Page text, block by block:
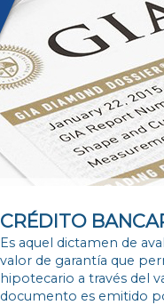
CRÉDITO
Es aquel dictamen de
valor de garantía que
hipotecario a través del
documento es emitido